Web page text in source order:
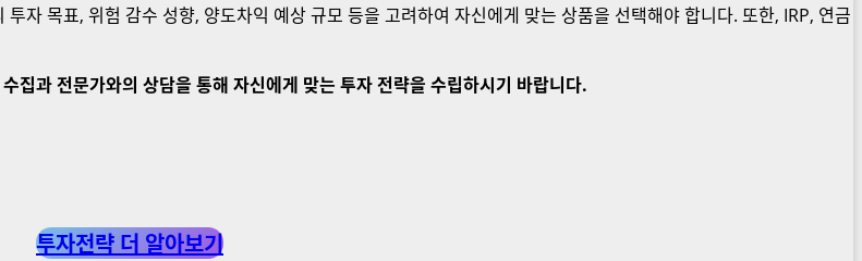
자 목표, 위험 감수 성향, 양도차익 예상 규모 등을 고려하여 자신에게 맞는 상품을 선택해야 합니다. 또한, IRP, 연금
집과 전문가와의 상담을 통해 자신에게 맞는 투자 전략을 수립하시기 바랍니다.
투자전략 더 알아보기